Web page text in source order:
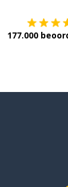
177.000